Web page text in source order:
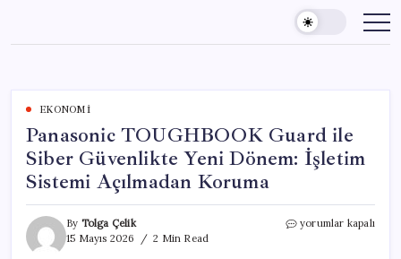
content
EKONOMI
Panasonic TOUGHBOOK Guard ile
Siber Güvenlikte Yeni Dönem: İşletim
Sistemi Açılmadan Koruma
By Tolga Çelik
15 Mayıs 2026
2 Min Read
Panasonic
yorumlar kapalı